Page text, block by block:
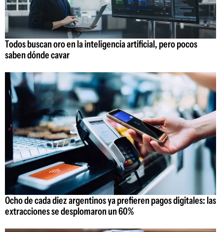
Todos buscan oro en la inteligencia artificial, pero pocos
saben dónde cavar
Ocho de cada diez argentinos ya prefieren pagos digitales: las
extracciones se desplomaron un 60%